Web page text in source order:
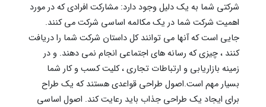
شرکتی شما به یک دلیل وجود دارد: مشارکت افرادی که در مورد
اهمیت شرکت شما در یک مکالمه اساسی شرکت می کنند.
جایی است که آنها می توانند کل داستان شرکت شما را دریافت
کنند ، چیزی که رسانه های اجتماعی انجام نمی دهند. و در
زمینه بازاریابی و ارتباطات تجاری ، کلیت کسب و کار شما
بسیار مهم است.اصول طراحی قواعدی هستند که یک طراح
برای ایجاد یک طراحی جذاب باید رعایت کند. اصول اساسی